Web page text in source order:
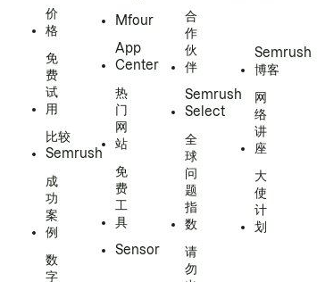
价
格
免
费
试
用
比较
Semrush
成
功
案
例
数
字
Mfour
App
Center
热
门
网
站
免
费
工
具
Sensor
合
作
伙
伴
Semrush
Select
全
球
问
题
指
数
请
勿
Semrush
博客
网
络
讲
座
大
使
计
划